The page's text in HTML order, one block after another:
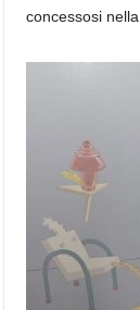
concessosi